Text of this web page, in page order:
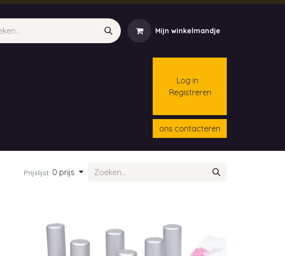
Mijn winkelmandje
Log in
Registreren
ons contacteren
Prijslijst: 0 prijs